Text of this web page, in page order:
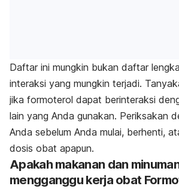
Daftar ini mungkin bukan daftar
interaksi yang mungkin terjadi.
jika formoterol dapat berinteraksi
lain yang Anda gunakan. Periksakan
Anda sebelum Anda mulai, berhenti,
dosis obat apapun.
Apakah makanan dan
mengganggu kerja obat